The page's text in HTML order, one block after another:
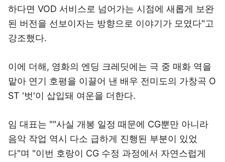
하다면 VOD 서비스로 넘어가는 시점에 새롭게 보완
된 버전을 선보이자는 방향으로 이야기가 모였다"고
강조했다.
이에 더해, 영화의 엔딩 크레딧에는 극 중 매화 역을
맡아 연기 호평을 이끌어 낸 배우 전미도의 가창곡 O
ST '벗'이 삽입돼 여운을 더한다.
임 대표는 ""사실 개봉 일정 때문에 CG뿐만 아니라
음악 작업 역시 다소 급하게 진행된 부분이 있었
다"며 "이번 호랑이 CG 수정 과정에서 자연스럽게